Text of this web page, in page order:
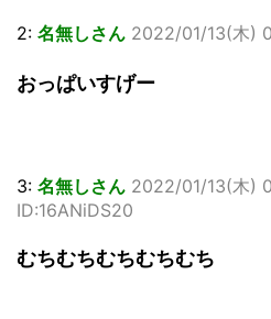
2: 名無しさん 2022/01/13(木)
おっぱいすげー
3: 名無しさん 2022/01/13(木)
ID:16ANiDS20
むちむちむちむちむち